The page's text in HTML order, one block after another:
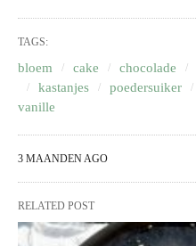
TAGS:
bloem cake chocolade
kastanjes
poedersuiker
vanille
3 MAANDEN AGO
RELATED POST